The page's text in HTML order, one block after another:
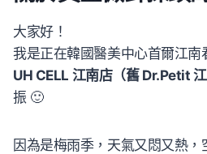
大家好！
我是正在韓國醫美中心首爾江南
UH CELL 江南店（舊 Dr.Petit
振 🙂
因為是梅雨季，天氣又悶又熱，